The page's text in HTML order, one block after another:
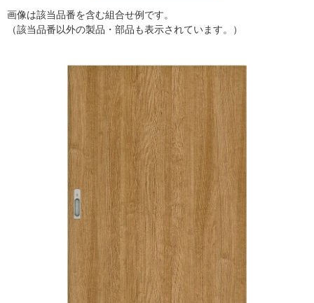
画像は該当品番を含む組合せ例です。
（該当品番以外の製品・部品も表示されています。）